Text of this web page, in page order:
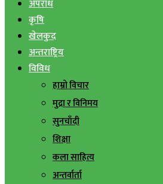
अपराध
कृषि
खेलकुद
अन्तराष्ट्रिय
विविध
हाम्रो विचार
मुद्रा र विनिमय
सुनचाँदी
शिक्षा
कला साहित्य
अन्तर्वार्ता